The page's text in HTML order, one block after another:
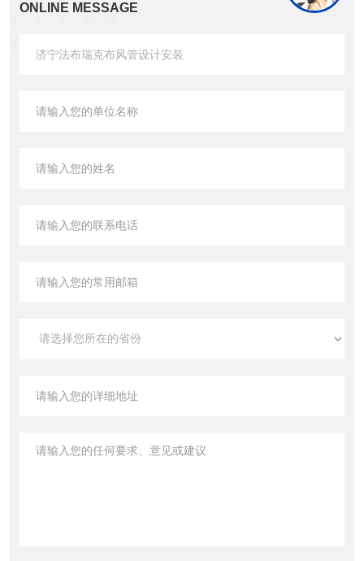
ONLINE MESSAGE